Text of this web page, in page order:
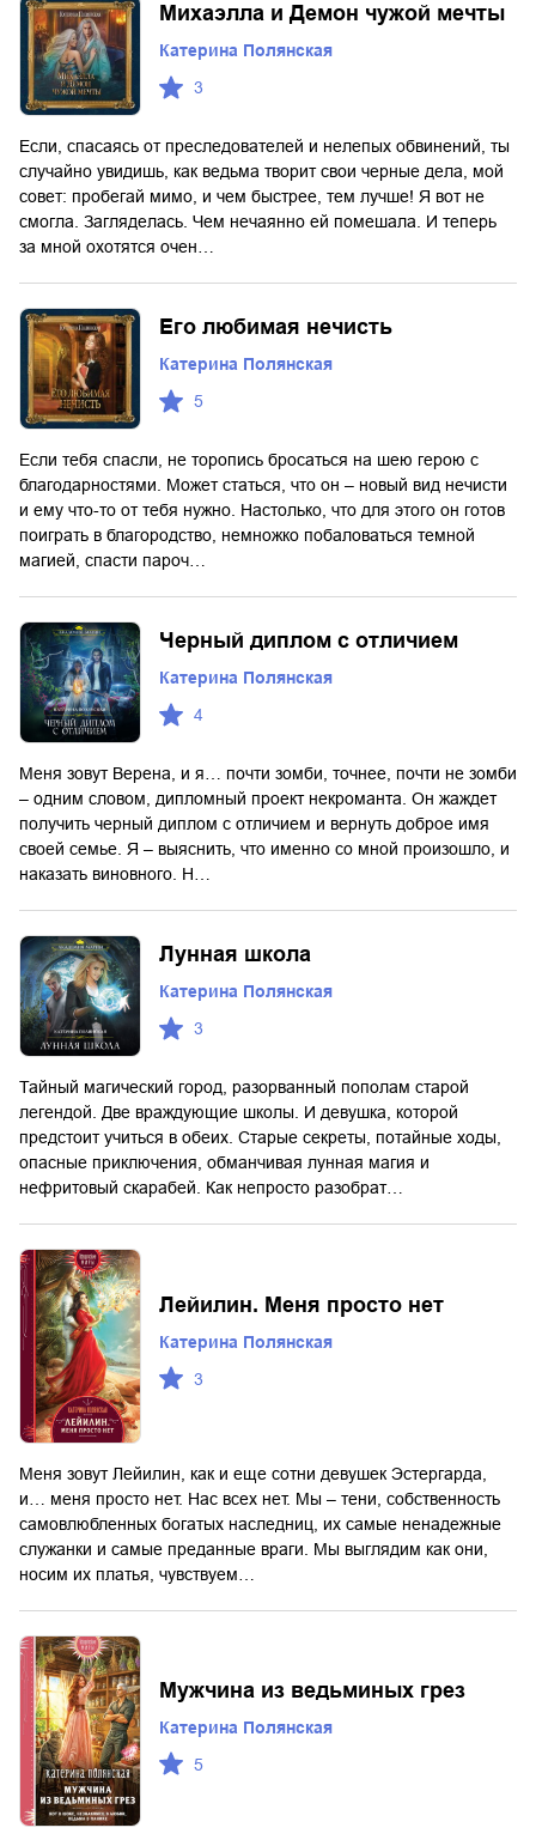
Михаэлла и Демон чужой мечты
Катерина Полянская
3
Если, спасаясь от преследователей и нелепых обвинений, ты
случайно увидишь, как ведьма творит свои черные дела, мой
совет: пробегай мимо, и чем быстрее, тем лучше! Я вот не
смогла. Загляделась. Чем нечаянно ей помешала. И теперь
за мной охотятся очен…
Его любимая нечисть
Катерина Полянская
5
Если тебя спасли, не торопись бросаться на шею герою с
благодарностями. Может статься, что он – новый вид нечисти
и ему что-то от тебя нужно. Настолько, что для этого он готов
поиграть в благородство, немножко побаловаться темной
магией, спасти пароч…
Черный диплом с отличием
Катерина Полянская
4
Меня зовут Верена, и я… почти зомби, точнее, почти не зомби
– одним словом, дипломный проект некроманта. Он жаждет
получить черный диплом с отличием и вернуть доброе имя
своей семье. Я – выяснить, что именно со мной произошло, и
наказать виновного. Н…
Лунная школа
Катерина Полянская
3
Тайный магический город, разорванный пополам старой
легендой. Две враждующие школы. И девушка, которой
предстоит учиться в обеих. Старые секреты, потайные ходы,
опасные приключения, обманчивая лунная магия и
нефритовый скарабей. Как непросто разобрат…
Лейилин. Меня просто нет
Катерина Полянская
3
Меня зовут Лейилин, как и еще сотни девушек Эстергарда,
и… меня просто нет. Нас всех нет. Мы – тени, собственность
самовлюбленных богатых наследниц, их самые ненадежные
служанки и самые преданные враги. Мы выглядим как они,
носим их платья, чувствуем…
Мужчина из ведьминых грез
Катерина Полянская
5